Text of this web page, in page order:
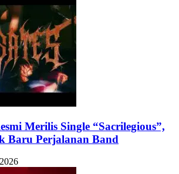
Merilis Single “Sacrilegious”,
Baru Perjalanan Band